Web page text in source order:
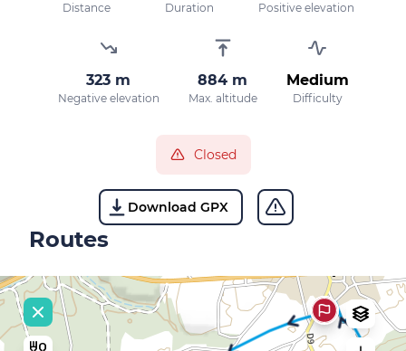
Distance Duration Positive elevation
323 m
Negative elevation
884 m
Max. altitude
Medium
Difficulty
Closed
Download GPX
Routes